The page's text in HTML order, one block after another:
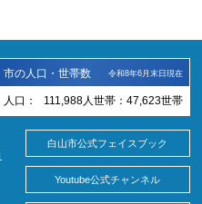
市の人口・世帯数 令和8年6月末日現在
人口： 111,988 人 世帯： 47,623世帯
白山市公式フェイスブック
Youtube公式チャンネル